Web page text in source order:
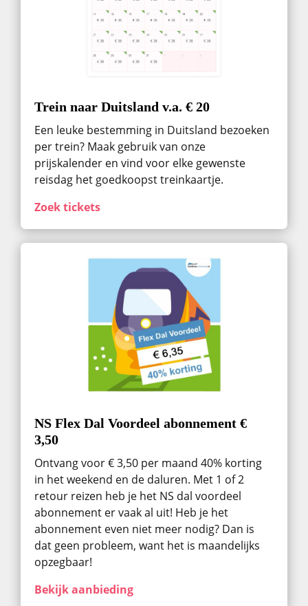
Trein naar Duitsland v.a. € 20
Een leuke bestemming in Duitsland bezoeken
per trein? Maak gebruik van onze
prijskalender en vind voor elke gewenste
reisdag het goedkoopst treinkaartje.
Zoek tickets
NS Flex Dal Voordeel abonnement €
3,50
Ontvang voor € 3,50 per maand 40% korting
in het weekend en de daluren. Met 1 of 2
retour reizen heb je het NS dal voordeel
abonnement er vaak al uit! Heb je het
abonnement even niet meer nodig? Dan is
dat geen probleem, want het is maandelijks
opzegbaar!
Bekijk aanbieding